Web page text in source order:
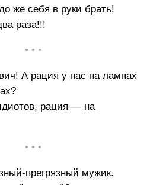
же себя в руки брать!
раза!!!
• • •
А рация у нас на лампах
рация — на
• • •
прегрязный мужик.